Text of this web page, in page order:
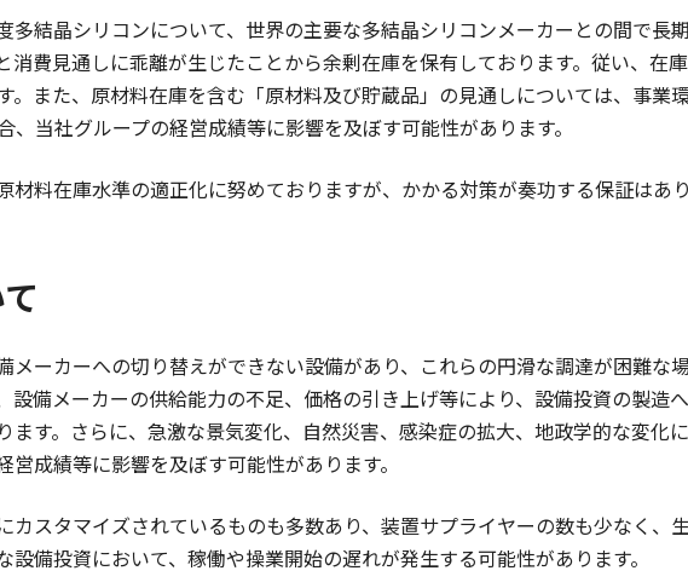
結晶シリコンについて、世界の主要な多結晶シリコンメーカーとの間で長
費見通しに乖離が生じたことから余剰在庫を保有しております。従い、在
また、原材料在庫を含む「原材料及び貯蔵品」の見通しについては、事業
当社グループの経営成績等に影響を及ぼす可能性があります。
料在庫水準の適正化に努めておりますが、かかる対策が奏功する保証はあり
ーカーへの切り替えができない設備があり、これらの円滑な調達が困難な
備メーカーの供給能力の不足、価格の引き上げ等により、設備投資の製造
す。さらに、急激な景気変化、自然災害、感染症の拡大、地政学的な変化
成績等に影響を及ぼす可能性があります。
スタマイズされているものも多数あり、装置サプライヤーの数も少なく、
備投資において、稼働や操業開始の遅れが発生する可能性があります。